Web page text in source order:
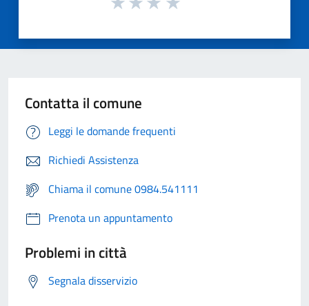
Contatta il comune
Leggi le domande frequenti
Richiedi Assistenza
Chiama il comune 0984.541111
Prenota un appuntamento
Problemi in città
Segnala disservizio